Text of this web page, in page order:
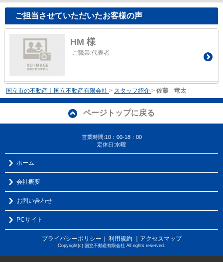
ご担当させていただいたお客様の声
HM 様
ご職業:代表者
国立市の不動産｜国立不動産有限会社 > スタッフ紹介 > 佐藤 竜太
ページトップに戻る
営業時間:10：00-18：00
定休日:水曜
ホーム
会社概要
お問い合わせ
PCサイト
プライバシーポリシー ｜ 利用規約 ｜アクセスマップ
Copyright(c) 国立不動産有限会社 All rights reserved.